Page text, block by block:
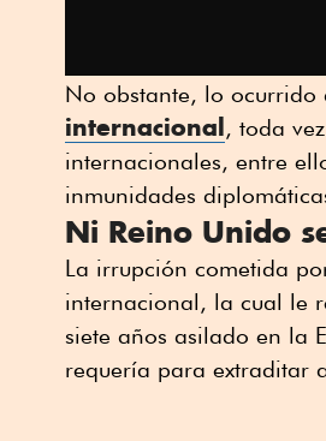
No obstante, lo
internacional, toda
internacionales, entre
inmunidades
Ni Reino Unido
La irrupción cometida
internacional, la cual le
siete años asilado en la
requería para extraditar